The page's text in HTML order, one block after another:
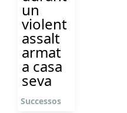
un
violent
assalt
armat
a casa
seva
Successos